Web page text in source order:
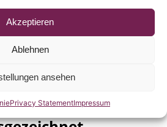
Akzeptieren
Ablehnen
ansehen
Privacy StatementImpressum